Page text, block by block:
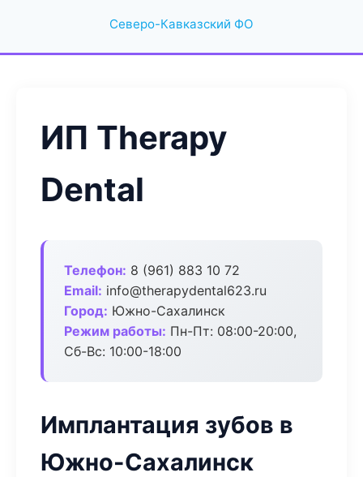
Северо-Кавказский ФО
ИП Therapy
Dental
Телефон: 8 (961) 883 10 72
Email: info@therapydental623.ru
Город: Южно-Сахалинск
Режим работы: Пн-Пт: 08:00-20:00,
Сб-Вс: 10:00-18:00
Имплантация зубов в
Южно-Сахалинск